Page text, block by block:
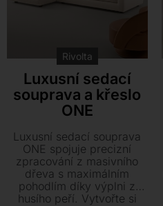
Rivolta
Luxusní sedací
souprava a křeslo
ONE
Luxusní sedací souprava
ONE spojuje precizní
zpracování z masivního
dřeva s maximálním
pohodlím díky výplni z
husího peří. Vytvořte si